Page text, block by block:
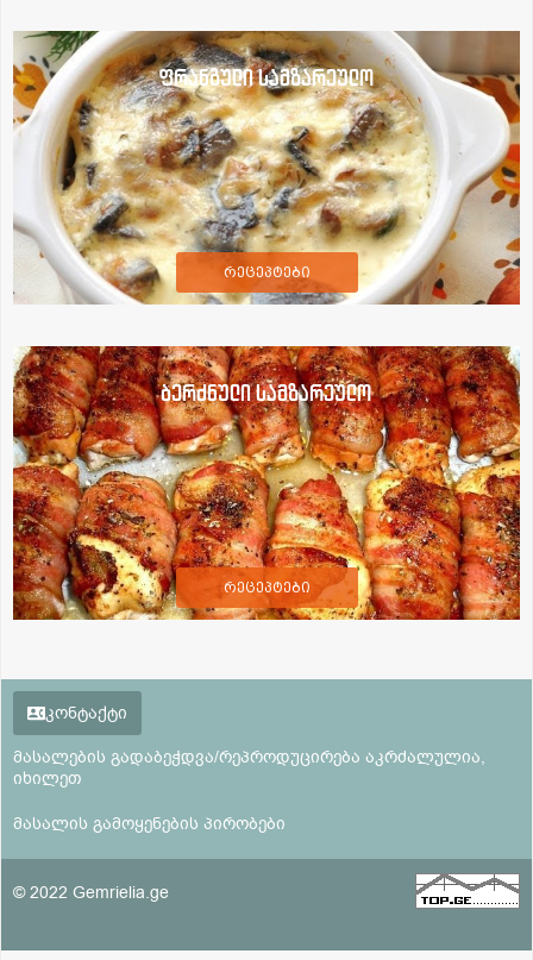
ფრანგული სამზარეულო
რეცეპტები
ბერძნული სამზარეულო
რეცეპტები
კონტაქტი
მასალების გადაბეჭდვა/რეპროდუცირება აკრძალულია,
იხილეთ
მასალის გამოყენების პირობები
© 2022 Gemrielia.ge